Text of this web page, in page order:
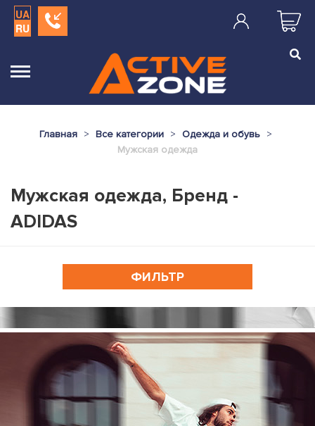
UA
RU
Все категории
Одежда и обувь
Мужская одежда
Мужская одежда, Бренд -
ADIDAS
ФИЛЬТР